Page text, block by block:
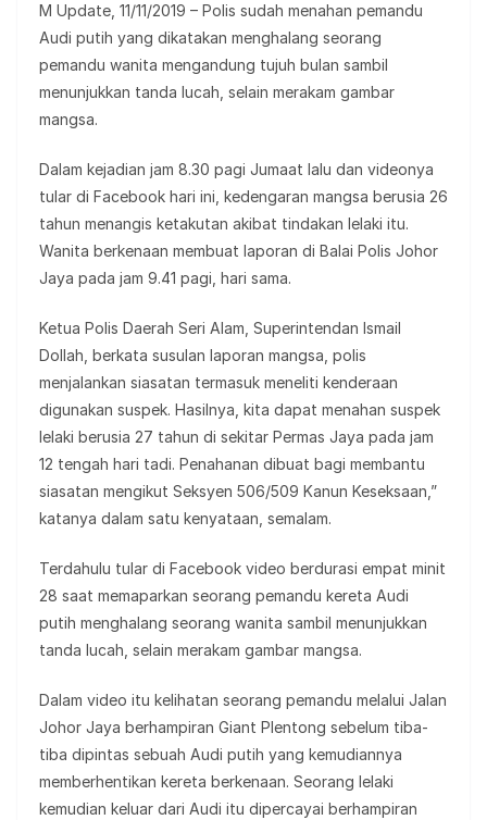
M Update, 11/11/2019 – Polis sudah menahan pemandu
Audi putih yang dikatakan menghalang seorang
pemandu wanita mengandung tujuh bulan sambil
menunjukkan tanda lucah, selain merakam gambar
mangsa.
Dalam kejadian jam 8.30 pagi Jumaat lalu dan videonya
tular di Facebook hari ini, kedengaran mangsa berusia 26
tahun menangis ketakutan akibat tindakan lelaki itu.
Wanita berkenaan membuat laporan di Balai Polis Johor
Jaya pada jam 9.41 pagi, hari sama.
Ketua Polis Daerah Seri Alam, Superintendan Ismail
Dollah, berkata susulan laporan mangsa, polis
menjalankan siasatan termasuk meneliti kenderaan
digunakan suspek. Hasilnya, kita dapat menahan suspek
lelaki berusia 27 tahun di sekitar Permas Jaya pada jam
12 tengah hari tadi. Penahanan dibuat bagi membantu
siasatan mengikut Seksyen 506/509 Kanun Keseksaan,”
katanya dalam satu kenyataan, semalam.
Terdahulu tular di Facebook video berdurasi empat minit
28 saat memaparkan seorang pemandu kereta Audi
putih menghalang seorang wanita sambil menunjukkan
tanda lucah, selain merakam gambar mangsa.
Dalam video itu kelihatan seorang pemandu melalui Jalan
Johor Jaya berhampiran Giant Plentong sebelum tiba-
tiba dipintas sebuah Audi putih yang kemudiannya
memberhentikan kereta berkenaan. Seorang lelaki
kemudian keluar dari Audi itu dipercayai berhampiran